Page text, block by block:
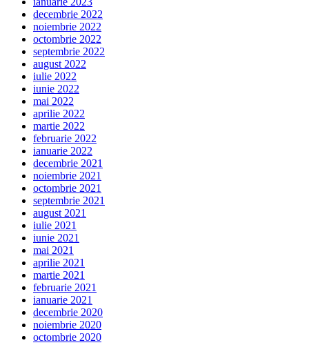
decembrie 2022
noiembrie 2022
octombrie 2022
septembrie 2022
august 2022
iulie 2022
iunie 2022
mai 2022
aprilie 2022
martie 2022
februarie 2022
ianuarie 2022
decembrie 2021
noiembrie 2021
octombrie 2021
septembrie 2021
august 2021
iulie 2021
iunie 2021
mai 2021
aprilie 2021
martie 2021
februarie 2021
ianuarie 2021
decembrie 2020
noiembrie 2020
octombrie 2020